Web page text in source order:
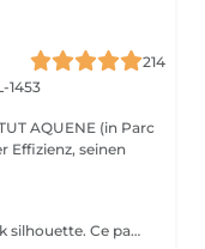
214
1453
AQUENE (in Parc
Effizienz, seinen
Envie d'une pause? découvrez notre pack silhouette. Ce pack comprend: - Un gommage du corps pour exfolier la peau - Un enveloppement du corps pour le renourrir en profondeur - Un drainage lymphatique brésilien détoxifier le corps - Madérothérapie corps complet pour le raffermissant et l'aspect peau d'orange Au prix de 355€ au lieu de 418€